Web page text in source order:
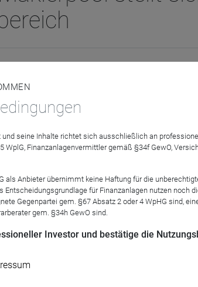
Dann lernen Sie den Technikpionier für
des Marktes und zeigen
unter anderem live, wie einfach eine
und unsere Partnerschaft in Person
Versicherungen), vorzustellen!
für Ihr Unternehmen, um es in eine
FondsKonzept AG erhalten Sie hier:
Webinar!
seine Inhalte richtet sich ausschließlich an
WplG, Finanzanlagenvermittler gemäß §34f GewO,
als Anbieter übernimmt keine Haftung für die
Entscheidungsgrundlage für Finanzanlagen nutzen
Gegenpartei gem. §67 Absatz 2 oder 4 WpHG sind,
gem. §34h GewO sind.
Investor und bestätige die